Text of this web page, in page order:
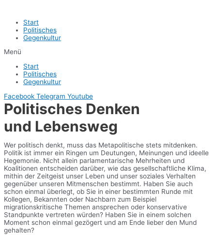
Start
Politisches
Gegenkultur
Menü
Start
Politisches
Gegenkultur
Facebook Telegram Youtube
Politisches Denken
und Lebensweg
Wer politisch denkt, muss das Metapolitische stets mitdenken.
Politik ist immer ein Ringen um Deutungen, Meinungen und ideelle
Hegemonie. Nicht allein parlamentarische Mehrheiten und
Koalitionen entscheiden darüber, wie das gesellschaftliche Klima,
mithin der Zeitgeist unser Leben und unser soziales Verhalten
gegenüber unseren Mitmenschen bestimmt. Haben Sie auch
schon einmal überlegt, ob Sie in einer bestimmten Runde mit
Kollegen, Bekannten oder Nachbarn zum Beispiel
migrationskritische Themen ansprechen oder konservative
Standpunkte vertreten würden? Haben Sie in einem solchen
Moment schon einmal gezögert und am Ende lieber den Mund
gehalten?